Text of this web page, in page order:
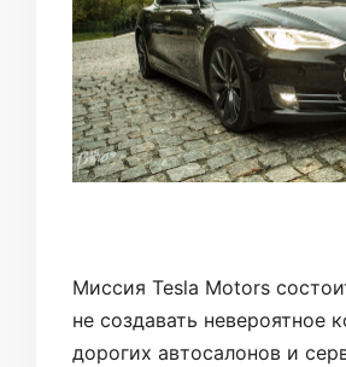
Миссия Tesla Motors
не создавать невероятное
дорогих автосалонов и